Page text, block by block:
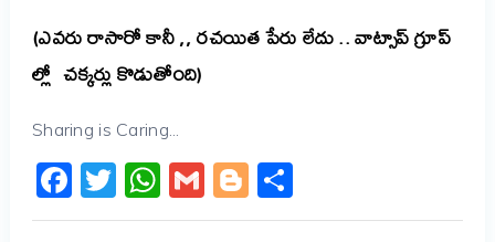
(ఎవరు రాసారో కానీ ,, రచయిత పేరు లేదు .. వాట్సాప్ గ్రూప్
ల్లో చక్కర్లు కొడుతోంది)
Sharing is Caring...
Facebook
Twitter
WhatsApp
GmailBlogger
Share